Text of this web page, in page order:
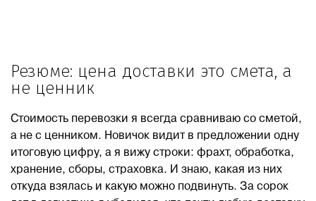
Резюме: цена доставки это смета, а
не ценник
Стоимость перевозки я всегда сравниваю со сметой,
а не с ценником. Новичок видит в предложении одну
итоговую цифру, а я вижу строки: фрахт, обработка,
хранение, сборы, страховка. И знаю, какая из них
откуда взялась и какую можно подвинуть. За сорок